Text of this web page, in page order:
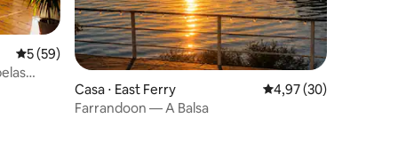
5 de uma avaliação média de 5, 59 avaliações
5 (59)
Casa ⋅ East Ferry 4,97 de uma
4,97 (30)
Farrandoon — A Balsa